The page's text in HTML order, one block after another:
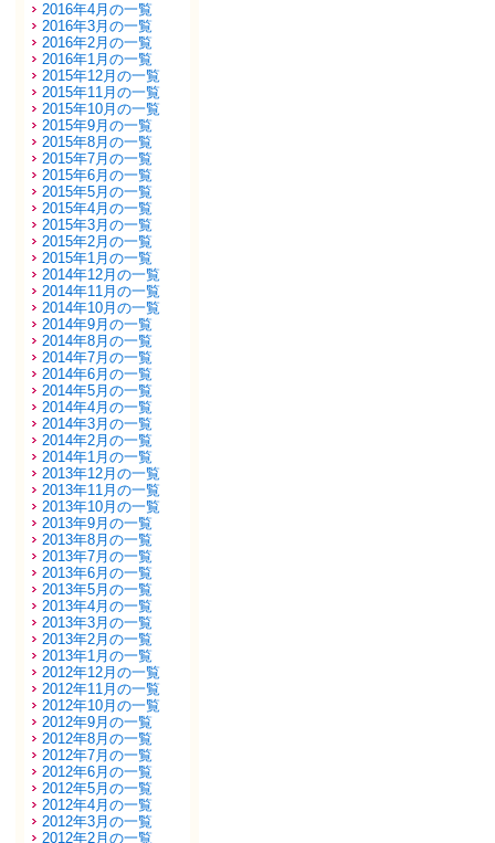
2016年4月の一覧
2016年3月の一覧
2016年2月の一覧
2016年1月の一覧
2015年12月の一覧
2015年11月の一覧
2015年10月の一覧
2015年9月の一覧
2015年8月の一覧
2015年7月の一覧
2015年6月の一覧
2015年5月の一覧
2015年4月の一覧
2015年3月の一覧
2015年2月の一覧
2015年1月の一覧
2014年12月の一覧
2014年11月の一覧
2014年10月の一覧
2014年9月の一覧
2014年8月の一覧
2014年7月の一覧
2014年6月の一覧
2014年5月の一覧
2014年4月の一覧
2014年3月の一覧
2014年2月の一覧
2014年1月の一覧
2013年12月の一覧
2013年11月の一覧
2013年10月の一覧
2013年9月の一覧
2013年8月の一覧
2013年7月の一覧
2013年6月の一覧
2013年5月の一覧
2013年4月の一覧
2013年3月の一覧
2013年2月の一覧
2013年1月の一覧
2012年12月の一覧
2012年11月の一覧
2012年10月の一覧
2012年9月の一覧
2012年8月の一覧
2012年7月の一覧
2012年6月の一覧
2012年5月の一覧
2012年4月の一覧
2012年3月の一覧
2012年2月の一覧